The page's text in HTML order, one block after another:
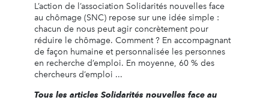
L’action de l’association Solidarités nouvelles face
au chômage (SNC) repose sur une idée simple :
chacun de nous peut agir concrètement pour
réduire le chômage. Comment ? En accompagnant
de façon humaine et personnalisée les personnes
en recherche d’emploi. En moyenne, 60 % des
chercheurs d’emploi ...
Tous les articles Solidarités nouvelles face au